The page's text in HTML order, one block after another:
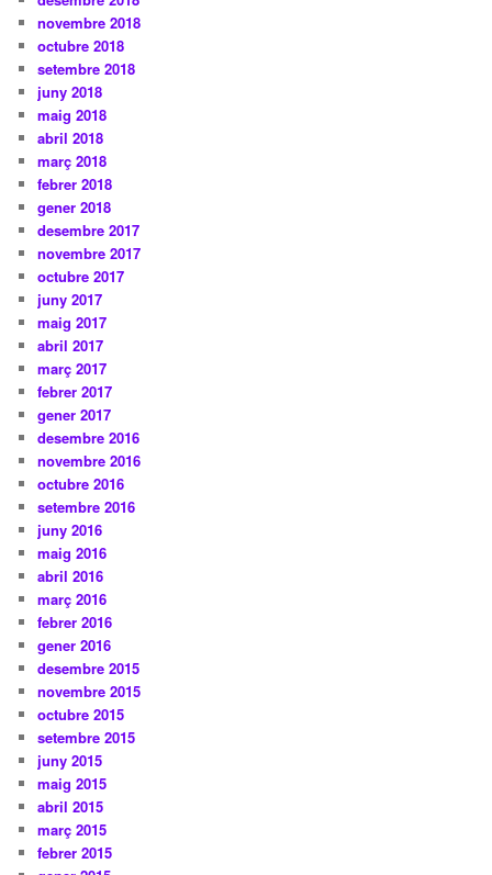
novembre 2018
octubre 2018
setembre 2018
juny 2018
maig 2018
abril 2018
març 2018
febrer 2018
gener 2018
desembre 2017
novembre 2017
octubre 2017
juny 2017
maig 2017
abril 2017
març 2017
febrer 2017
gener 2017
desembre 2016
novembre 2016
octubre 2016
setembre 2016
juny 2016
maig 2016
abril 2016
març 2016
febrer 2016
gener 2016
desembre 2015
novembre 2015
octubre 2015
setembre 2015
juny 2015
maig 2015
abril 2015
març 2015
febrer 2015